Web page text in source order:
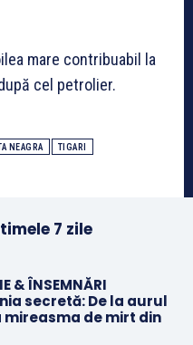
mare contribuabil la
cel petrolier.
NEAGRA TIGARI
7 zile
& ÎNSEMNĂRI
secretă: De la aurul
mireasma de mirt din